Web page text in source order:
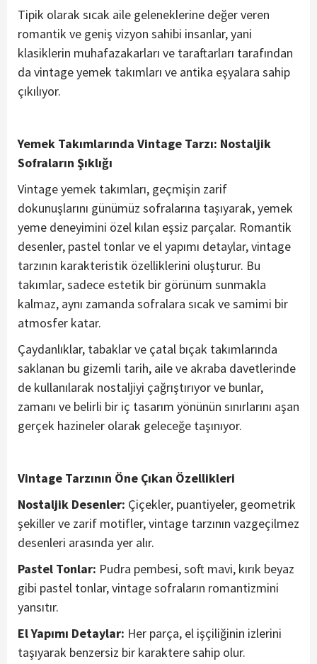
Tipik olarak sıcak aile geleneklerine değer veren
romantik ve geniş vizyon sahibi insanlar, yani
klasiklerin muhafazakarları ve taraftarları tarafından
da vintage yemek takımları ve antika eşyalara sahip
çıkılıyor.
Yemek Takımlarında Vintage Tarzı: Nostaljik
Sofraların Şıklığı
Vintage yemek takımları, geçmişin zarif
dokunuşlarını günümüz sofralarına taşıyarak, yemek
yeme deneyimini özel kılan eşsiz parçalar. Romantik
desenler, pastel tonlar ve el yapımı detaylar, vintage
tarzının karakteristik özelliklerini oluşturur. Bu
takımlar, sadece estetik bir görünüm sunmakla
kalmaz, aynı zamanda sofralara sıcak ve samimi bir
atmosfer katar.
Çaydanlıklar, tabaklar ve çatal bıçak takımlarında
saklanan bu gizemli tarih, aile ve akraba davetlerinde
de kullanılarak nostaljiyi çağrıştırıyor ve bunlar,
zamanı ve belirli bir iç tasarım yönünün sınırlarını aşan
gerçek hazineler olarak geleceğe taşınıyor.
Vintage Tarzının Öne Çıkan Özellikleri
Nostaljik Desenler: Çiçekler, puantiyeler, geometrik
şekiller ve zarif motifler, vintage tarzının vazgeçilmez
desenleri arasında yer alır.
Pastel Tonlar: Pudra pembesi, soft mavi, kırık beyaz
gibi pastel tonlar, vintage sofraların romantizmini
yansıtır.
El Yapımı Detaylar: Her parça, el işçiliğinin izlerini
taşıyarak benzersiz bir karaktere sahip olur.